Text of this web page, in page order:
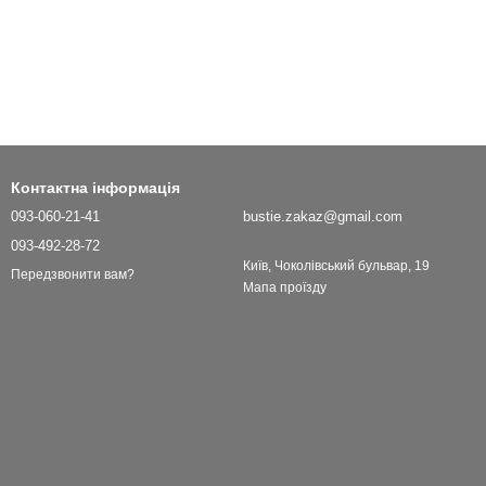
Контактна інформація
093-060-21-41
093-492-28-72
Передзвонити вам?
bustie.zakaz@gmail.com
Київ, Чоколівський бульвар, 19
Мапа проїзду